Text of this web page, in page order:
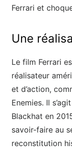
Ferrari et
Une
Le film Ferrari
réalisateur
et d’action,
Enemies. Il
Blackhat en
savoir-faire au
reconstitution